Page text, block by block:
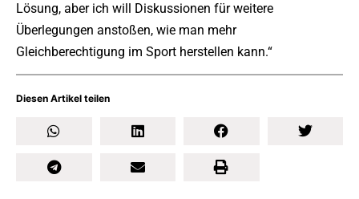
Diesen Artikel teilen
Lösung, aber ich will Diskussionen für weitere
Überlegungen anstoßen, wie man mehr
Gleichberechtigung im Sport herstellen kann.“